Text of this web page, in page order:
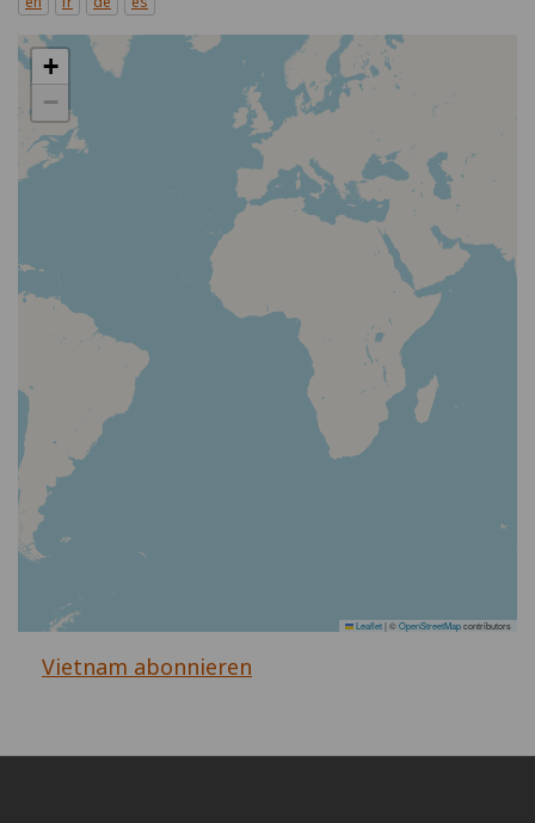
+
−
Leaflet|©OpenStreetMapcontributors
Vietnam abonnieren